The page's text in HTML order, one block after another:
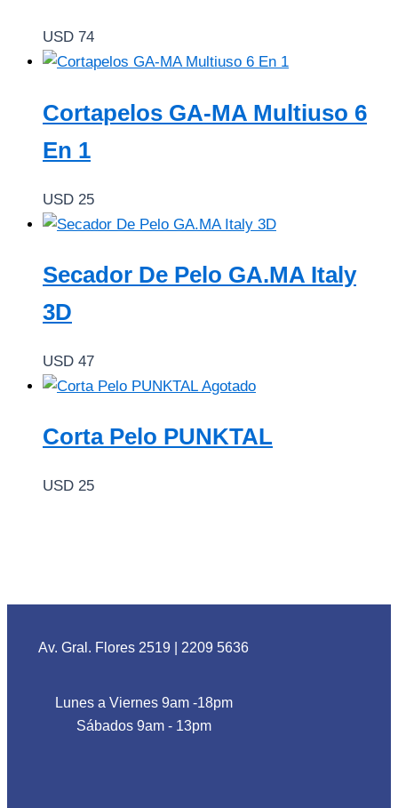
USD 74
Cortapelos GA-MA Multiuso 6
En 1
USD 25
Secador De Pelo GA.MA Italy
3D
USD 47
Agotado
Corta Pelo PUNKTAL
USD 25
Av. Gral. Flores 2519 2209 5636
Lunes a Viernes 9am -18pm
Sábados 9am - 13pm